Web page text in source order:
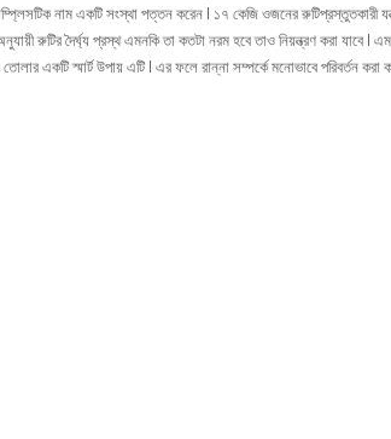
নাম একটি সংস্থা পত্তন করেন l ১৭ কেজি ওজনের রুটিপ্রস্তুতকারী
রুটির দৈর্ঘ্য প্রস্থ এমনকি তা কতটা নরম হবে তাও নিয়ন্ত্রণ করা যাবে l
একটি স্মার্ট উপায় এটি l এর ফলে রান্না সম্পর্কে মনোভাবে পরিবর্তন